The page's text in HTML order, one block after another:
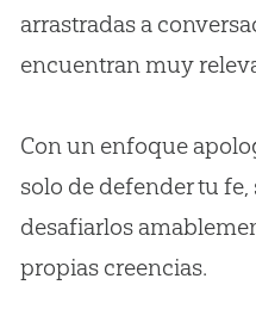
arrastradas a
encuentran muy
Con un enfoque
solo de defender tu
desafiarlos
propias creencias.